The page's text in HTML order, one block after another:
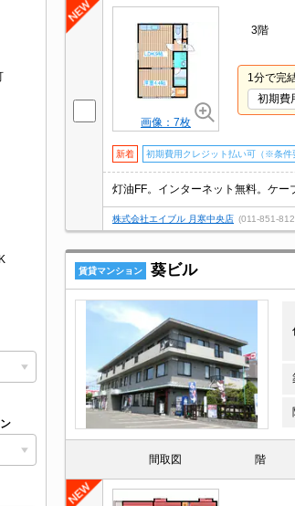
画像：7枚
3階
1分で完
初期費
新着 初期費用クレジット払い可（※条件
株式会社エイブル 月寒中央店 (011-851-
賃貸マンション 葵ビル
間取図 階